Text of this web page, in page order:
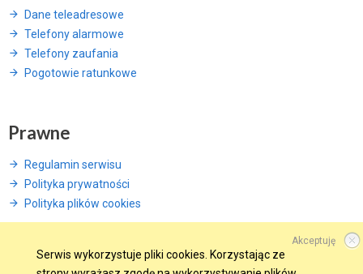
Dane teleadresowe
Telefony alarmowe
Telefony zaufania
Pogotowie ratunkowe
Prawne
Regulamin serwisu
Polityka prywatności
Polityka plików cookies
Akceptuję
Serwis wykorzystuje pliki cookies. Korzystając ze